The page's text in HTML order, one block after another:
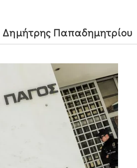
Δημήτρης Παπαδημητρίου